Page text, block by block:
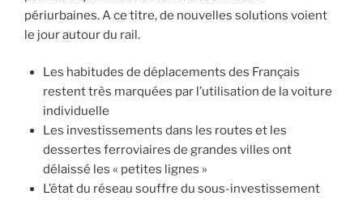
périurbaines. A ce titre, de nouvelles solutions voient
le jour autour du rail.
Les habitudes de déplacements des Français
restent très marquées par l’utilisation de la voiture
individuelle
Les investissements dans les routes et les
dessertes ferroviaires de grandes villes ont
délaissé les « petites lignes »
L’état du réseau souffre du sous-investissement